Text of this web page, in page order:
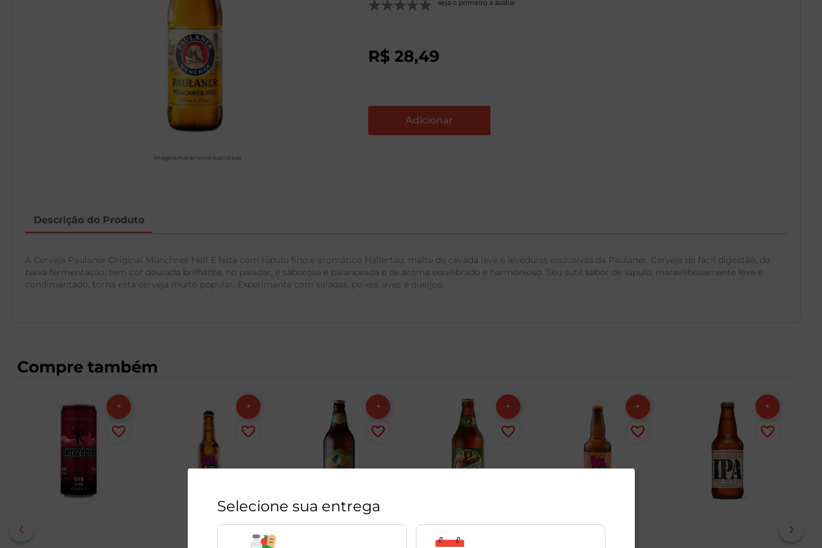
Imagens meramente ilustrativas
seja o primeiro a avaliar
R$ 28,49
Descrição do Produto
A Cerveja Paulaner Original Münchner Hell É feita com lúpulo fino e aromático Hallertau, malte de cevada leve e leveduras exclusivas da Paulaner. Cerveja de fácil digestão, de
baixa fermentação, tem cor dourada brilhante, no paladar, é saborosa e balanceada e de aroma equilibrado e harmonioso. Seu sutil sabor de lúpulo, maravilhosamente leve e
condimentado, torna esta cerveja muito popular. Experimente com saladas, peixes, aves e queijos.
Compre também
Selecione sua entrega